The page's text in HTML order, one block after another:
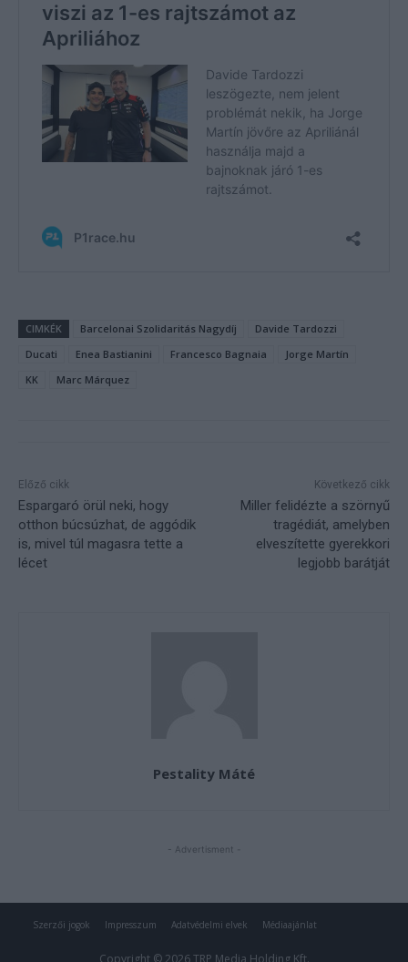
Szerzői jogok Impresszum Adatvédelmi elvek Médiaajánlat
Copyright © 2026 TRP Media Holding Kft.